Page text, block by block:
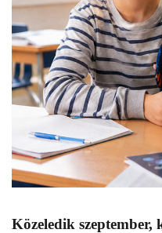
Közeledik szeptember,